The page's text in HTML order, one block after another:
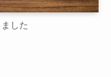
した